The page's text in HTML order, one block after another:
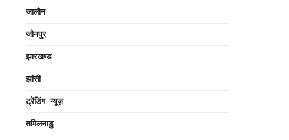
जालौन
जौनपुर
झारखण्ड
झांसी
ट्रेंडिंग न्यूज़
तमिलनाडु